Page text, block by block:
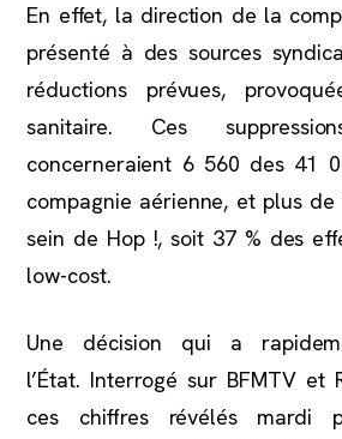
En effet, la direction de la
présenté à des sources
réductions prévues,
sanitaire. Ces
concerneraient 6 560 des 41
compagnie aérienne, et plus
sein de Hop !, soit 37 % des
low-cost.
Une décision qui a
l’État. Interrogé sur BFMTV et
ces chiffres révélés mardi